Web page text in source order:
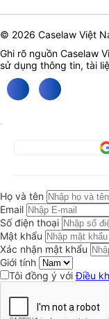
© 2026 Caselaw Việt
Ghi rõ nguồn Caselaw
sử dụng thông tin, tài
Họ và tên
Email
Số điện thoại
Mật khẩu
Xác nhận mật khẩu
Giới tính
Tôi đồng ý vớiĐiều